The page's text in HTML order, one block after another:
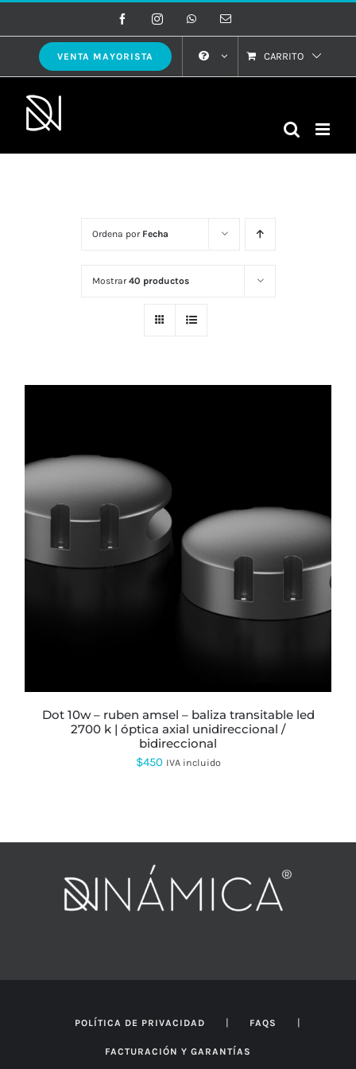
al
contenido
FacebookInstagramWhatsAppCorreo
VENTA MAYORISTA CARRITO
Ordena por Fecha
Mostrar40 productos
ESTE
PRODUCTO
VARIANTES.
PÁGINA
DE
PRODUCTO
dot 10w – ruben amsel – baliza transitable led
2700 k | óptica axial unidireccional /
bidireccional
$450 IVA incluido
POLÍTICA DE PRIVACIDAD | FAQS |
FACTURACIÓN Y GARANTÍAS